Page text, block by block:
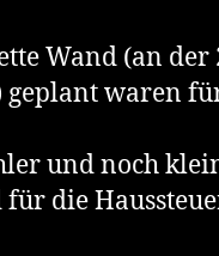
Wand (an der
geplant waren
und noch
die